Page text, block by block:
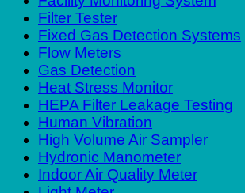
Filter Tester
Fixed Gas Detection Systems
Flow Meters
Gas Detection
Heat Stress Monitor
HEPA Filter Leakage Testing
Human Vibration
High Volume Air Sampler
Hydronic Manometer
Indoor Air Quality Meter